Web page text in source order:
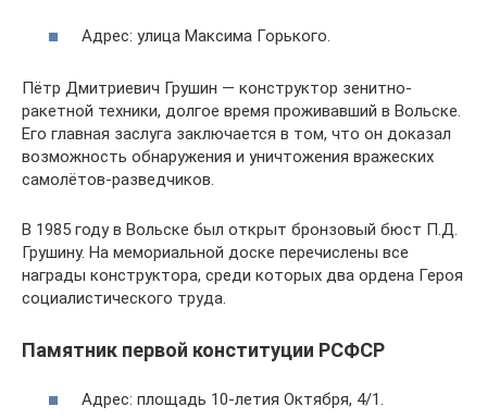
Адрес: улица Максима Горького.
Пётр Дмитриевич Грушин — конструктор зенитно-
ракетной техники, долгое время проживавший в Вольске.
Его главная заслуга заключается в том, что он доказал
возможность обнаружения и уничтожения вражеских
самолётов-разведчиков.
В 1985 году в Вольске был открыт бронзовый бюст П.Д.
Грушину. На мемориальной доске перечислены все
награды конструктора, среди которых два ордена Героя
социалистического труда.
Памятник первой конституции РСФСР
Адрес: площадь 10-летия Октября, 4/1.